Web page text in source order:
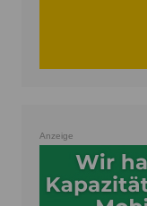
Anzeige